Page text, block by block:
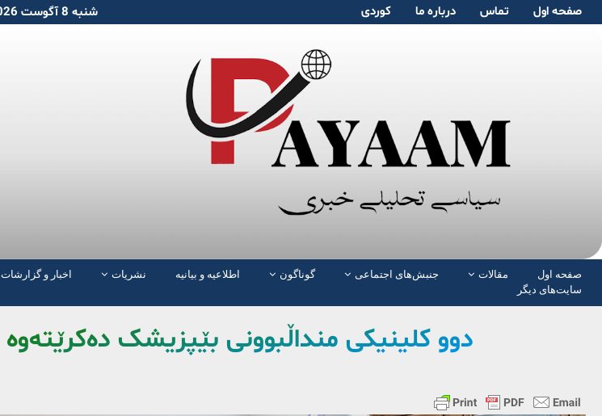
صفحە اول تماس دربارە ما کوردی شنبه 8 آگوست 2026
صفحە اول مقالات جنبش‌های اجتماعی گوناگون اطلاعیه و بیانیه نشریات اخبار و گزارشات
سایت‌های دیگر
دوو کلینیکی منداڵبوونی بێپزیشک دەکرێتەوە